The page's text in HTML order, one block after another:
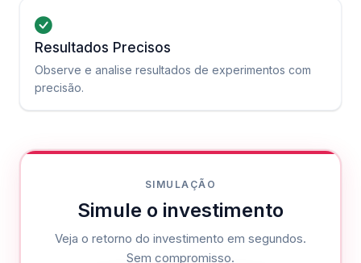
Resultados Precisos
Observe e analise resultados de experimentos com
precisão.
SIMULAÇÃO
Simule o investimento
Veja o retorno do investimento em segundos.
Sem compromisso.